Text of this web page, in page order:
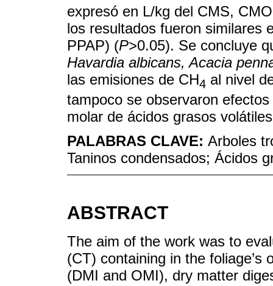
expresó en L/kg del CMS,
los resultados fueron similares
PPAP) (P>0.05). Se concluye
Havardia albicans, Acacia
las emisiones de CH4 al nivel
tampoco se observaron
molar de ácidos grasos
PALABRAS CLAVE: Arboles
Taninos condensados; Ácidos
ABSTRACT
The aim of the work was to
(CT) containing in the
(DMI and OMI), dry matter